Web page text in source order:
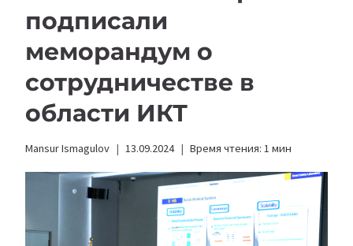
подписали
меморандум о
сотрудничестве в
области ИКТ
Mansur Ismagulov 13.09.2024 Время чтения: 1 мин